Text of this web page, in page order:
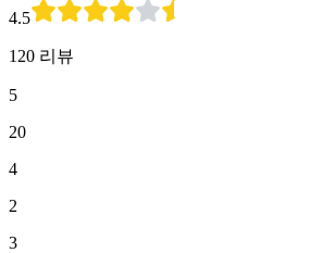
4.5
120 리뷰
5
20
4
2
3